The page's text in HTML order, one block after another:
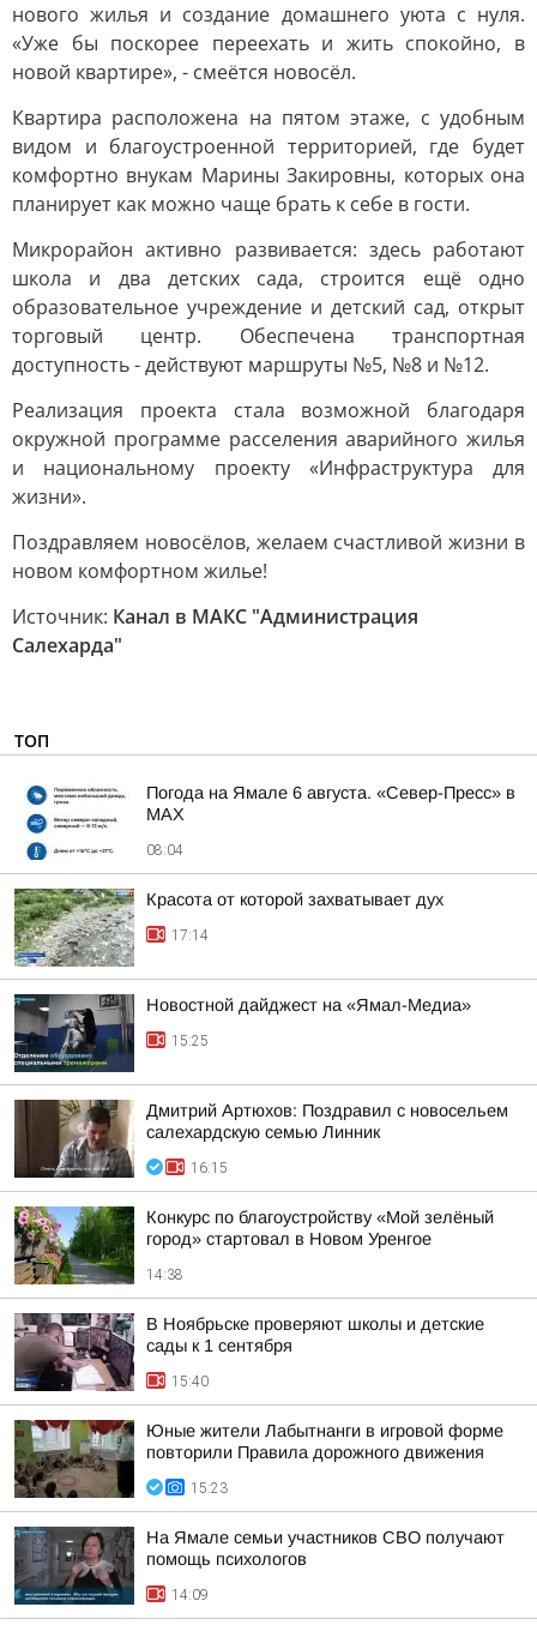
нового жилья и создание домашнего уюта с нуля.
«Уже бы поскорее переехать и жить спокойно, в
новой квартире», - смеётся новосёл.
Квартира расположена на пятом этаже, с удобным
видом и благоустроенной территорией, где будет
комфортно внукам Марины Закировны, которых она
планирует как можно чаще брать к себе в гости.
Микрорайон активно развивается: здесь работают
школа и два детских сада, строится ещё одно
образовательное учреждение и детский сад, открыт
торговый центр. Обеспечена транспортная
доступность - действуют маршруты №5, №8 и №12.
Реализация проекта стала возможной благодаря
окружной программе расселения аварийного жилья
и национальному проекту «Инфраструктура для
жизни».
Поздравляем новосёлов, желаем счастливой жизни в
новом комфортном жилье!
Источник: Канал в МАКС "Администрация
Салехарда"
ТОП
Погода на Ямале 6 августа. «Север-Пресс» в
MAX
08:04
Красота от которой захватывает дух
17:14
Новостной дайджест на «Ямал-Медиа»
15:25
Дмитрий Артюхов: Поздравил с новосельем
салехардскую семью Линник
16:15
Конкурс по благоустройству «Мой зелёный
город» стартовал в Новом Уренгое
14:38
В Ноябрьске проверяют школы и детские
сады к 1 сентября
15:40
Юные жители Лабытнанги в игровой форме
повторили Правила дорожного движения
15:23
На Ямале семьи участников СВО получают
помощь психологов
14:09